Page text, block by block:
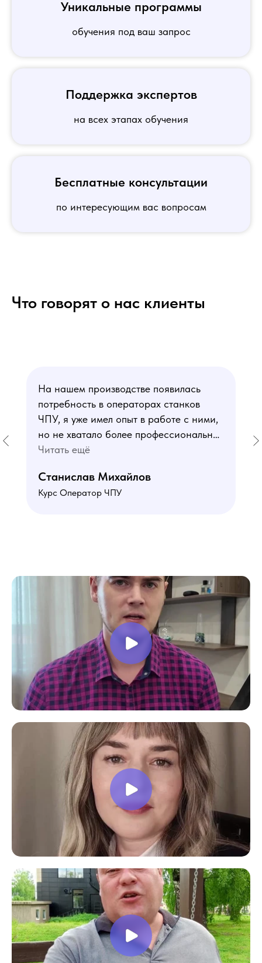
Уникальные программы
обучения под ваш запрос
Поддержка экспертов
на всех этапах обучения
Бесплатные консультации
по интересующим вас вопросам
Что говорят о нас клиенты
На нашем производстве появилась
потребность в операторах станков
ЧПУ, я уже имел опыт в работе с ними,
но не хватало более профессиональных
знаний. В курсе мне понравился блок
и программированию - это как раз то,
чего мне не хватало. Преподаватели
доволен, в работе всё пригодилось!
Читать ещё
Станислав Михайлов
Курс Оператор ЧПУ